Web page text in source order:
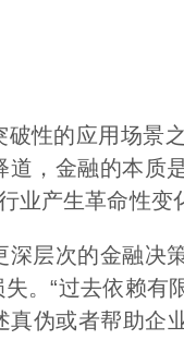
性的应用场景
，金融的本质
业产生革命性变
层次的金融决
。“过去依赖有
伪或者帮助企